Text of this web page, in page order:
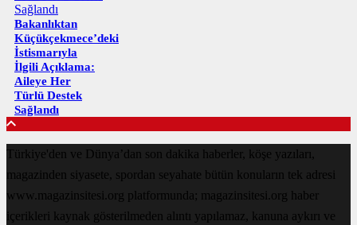
Bakanlıktan
Küçükçekmece’deki
İstismarıyla
İlgili Açıklama:
Aileye Her
Türlü Destek
Sağlandı
Türkiye'den ve Dünya’dan son dakika haberler, köşe yazıları,
magazinden siyasete, spordan seyahate bütün konuların tek adresi
www.magazinsitesi.org platformunda; magazinsitesi.org haber
içerikleri kaynak gösterilmeden alıntı yapılamaz, kanuna aykırı ve